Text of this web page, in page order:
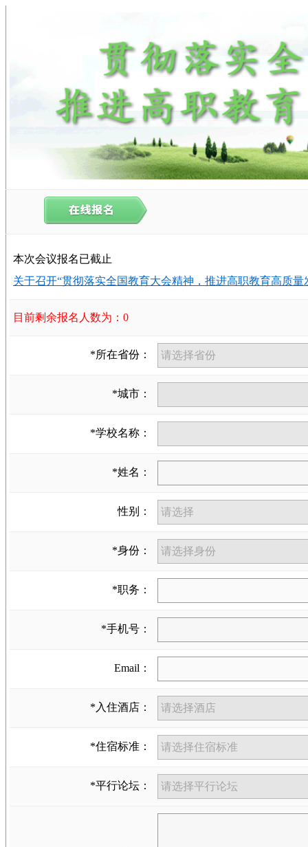
本次会议报名已截止
关于召开“贯彻落实全国教育大会精神，推进高职教育高质量
目前剩余报名人数为：0
*所在省份：
*城市：
*学校名称：
*姓名：
性别：
*身份：
*职务：
*手机号：
Email：
*入住酒店：
*住宿标准：
*平行论坛：